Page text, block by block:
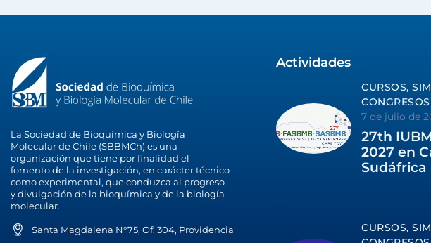
La Sociedad de Bioquímica y Biología
Molecular de Chile (SBBMCh) es una
organización que tiene por finalidad el
fomento de la investigación, en carácter técnico
como experimental, que conduzca al progreso
y divulgación de la bioquímica y de la biología
molecular.
Santa Magdalena N°75, Of. 304, Providencia
Actividades
CURSOS,
CONGRESOS
7 de julio de
27th
2027 en
Sudáfrica
CURSOS,